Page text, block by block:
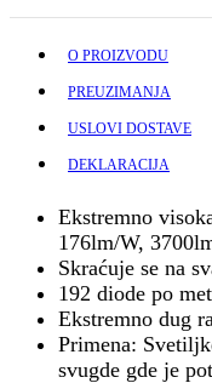
O PROIZVODU
PREUZIMANJA
USLOVI DOSTAVE
DEKLARACIJA
Ekstremno
176lm/W,
Skraćuje se na
192 diode po
Ekstremno dug
Primena:
svugde gde je